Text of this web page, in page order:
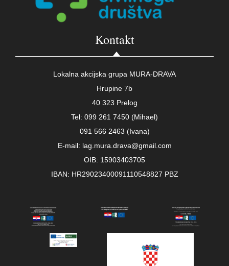
Kontakt
Lokalna akcijska grupa MURA-DRAVA
Hrupine 7b
40 323 Prelog
Tel: 099 261 7450 (Mihael)
091 566 2463 (Ivana)
E-mail: lag.mura.drava@gmail.com
OIB: 15903403705
IBAN: HR29023400091110548827 PBZ